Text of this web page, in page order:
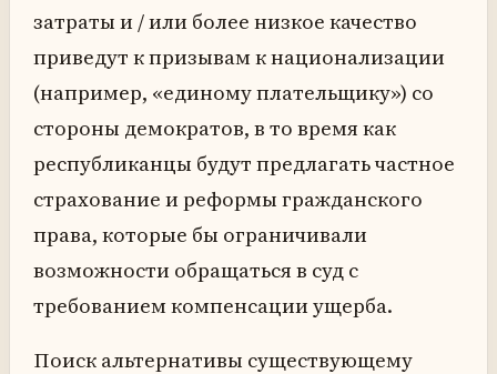
затраты и / или более низкое качество
приведут к призывам к национализации
(например, «единому плательщику») со
стороны демократов, в то время как
республиканцы будут предлагать частное
страхование и реформы гражданского
права, которые бы ограничивали
возможности обращаться в суд с
требованием компенсации ущерба.
Поиск альтернативы существующему